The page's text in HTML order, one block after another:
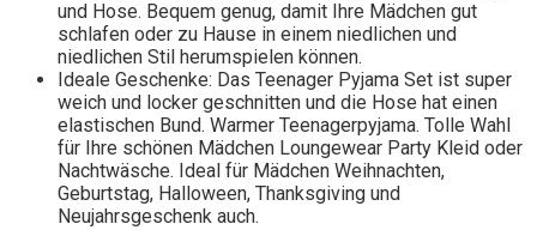
und Hose. Bequem genug, damit Ihre Mädchen gut
schlafen oder zu Hause in einem niedlichen und
niedlichen Stil herumspielen können.
Ideale Geschenke: Das Teenager Pyjama Set ist super
weich und locker geschnitten und die Hose hat einen
elastischen Bund. Warmer Teenagerpyjama. Tolle Wahl
für Ihre schönen Mädchen Loungewear Party Kleid oder
Nachtwäsche. Ideal für Mädchen Weihnachten,
Geburtstag, Halloween, Thanksgiving und
Neujahrsgeschenk auch.